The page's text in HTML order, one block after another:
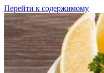
Перейти к содержимому